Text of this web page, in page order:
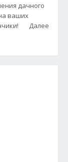
дачного
ваших
Далее